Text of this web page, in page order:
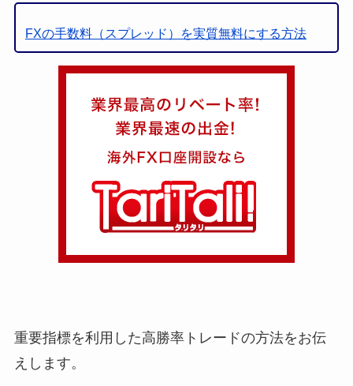
FXの手数料（スプレッド）を実質無料にする方法
重要指標を利用した高勝率トレードの方法をお伝
えします。